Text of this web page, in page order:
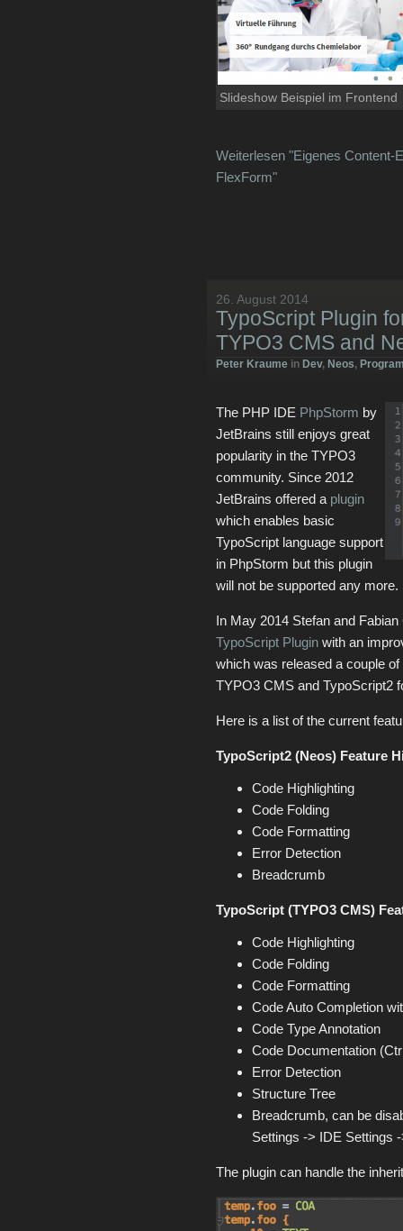
Slideshow Beispiel im Frontend
Weiterlesen "Eigenes Content-
FlexForm"
26. August 2014
TypoScript Plugin
TYPO3 CMS and
Peter Kraume in Dev, Neos,
The PHP IDE PhpStorm by
JetBrains still enjoys great
popularity in the TYPO3
community. Since 2012
JetBrains offered a plugin
which enables basic
TypoScript language support
in PhpStorm but this plugin
will not be supported any more.
In May 2014 Stefan and
TypoScript Plugin with an
which was released a couple
TYPO3 CMS and TypoScript2
Here is a list of the current
TypoScript2 (Neos) Feature
Code Highlighting
Code Folding
Code Formatting
Error Detection
Breadcrumb
TypoScript (TYPO3 CMS)
Code Highlighting
Code Folding
Code Formatting
Code Auto Completion
Code Type Annotation
Code Documentation
Error Detection
Structure Tree
Breadcrumb, can be
Settings -> IDE Settings
The plugin can handle the